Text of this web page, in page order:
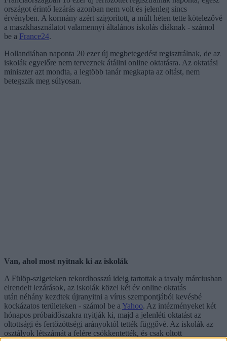
országot érintő lezárás azonban nem volt és jelenleg sincs
érvényben. A kormány azért szigorított, a múlt héten tette kötelezővé
a maszkhasználatot valamennyi általános iskolás diáknak - számol
be a France24.
Hollandiában naponta 20 ezer új megbetegedést regisztrálnak, de az
iskolák egyelőre nem terveznek átállni online oktatásra. Az oktatási
miniszter azt mondta, a legtöbb tanár megkapta az oltást, nem
betegszik meg súlyosan.
Van, ahol most nyitnak ki az iskolák
A Fülöp-szigeteken rekordhosszú ideig tartottak a tavaly márciusban
elrendelt lezárások, az iskolák közel két év online oktatás
után néhány kezdtek újranyitni a vírus szempontjából kevésbé
kockázatos területeken - számol be a Yahoo. Az intézményeket két
hónapos próbaidőszakra nyitják ki, majd a jelenléti oktatást az
oltottsági és fertőzöttségi arányoktól tették függővé. Az iskolák az
osztályok létszámát a felére csökkentették, és csak oltott